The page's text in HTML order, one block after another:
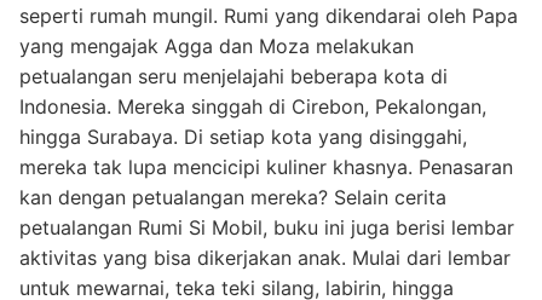
seperti rumah mungil. Rumi yang dikendarai oleh Papa
yang mengajak Agga dan Moza melakukan
petualangan seru menjelajahi beberapa kota di
Indonesia. Mereka singgah di Cirebon, Pekalongan,
hingga Surabaya. Di setiap kota yang disinggahi,
mereka tak lupa mencicipi kuliner khasnya. Penasaran
kan dengan petualangan mereka? Selain cerita
petualangan Rumi Si Mobil, buku ini juga berisi lembar
aktivitas yang bisa dikerjakan anak. Mulai dari lembar
untuk mewarnai, teka teki silang, labirin, hingga